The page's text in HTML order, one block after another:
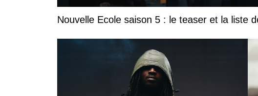
Nouvelle Ecole saison 5 : le teaser et la liste